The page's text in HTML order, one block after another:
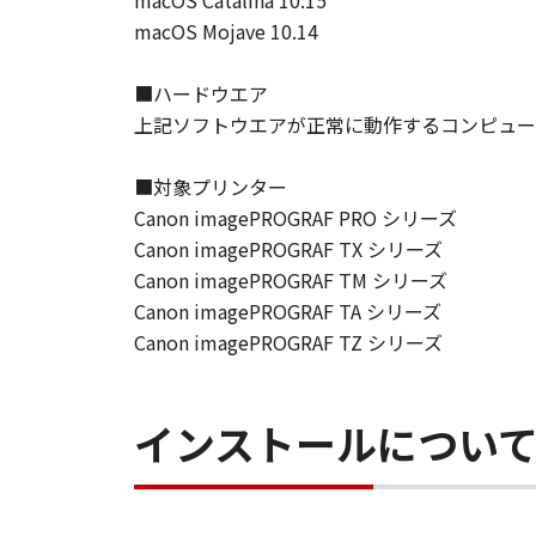
契約期間
ます。
(2) お客様は、「本ソフトウエア」
(3) キヤノンは、お客様が本契約の
準拠法
本契約は、日本国法に準拠するもの
U.S. GOVERNMENT RESTRICTED
The Software is a "commercial
software" and "commercial
with 48 C.F.R. 12.212 and 48
本条において、"the Software"とい
以上
macOS Mojave 10.14
■ハードウエア
上記ソフトウエアが正常に動作するコンピュ
■対象プリンター
Canon imagePROGRAF PRO シリーズ
Canon imagePROGRAF TX シリーズ
Canon imagePROGRAF TM シリーズ
Canon imagePROGRAF TA シリーズ
Canon imagePROGRAF TZ シリーズ
インストールについて